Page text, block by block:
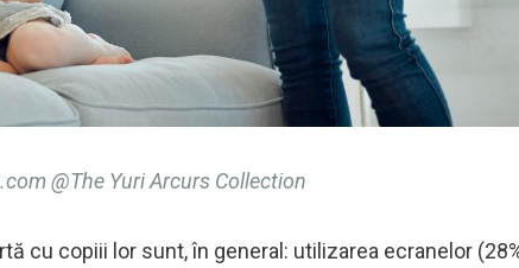
@The Yuri Arcurs Collection
cu copiii lor sunt, în general: utilizarea ecranelor